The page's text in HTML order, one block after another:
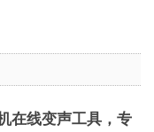
在线变声工具，专